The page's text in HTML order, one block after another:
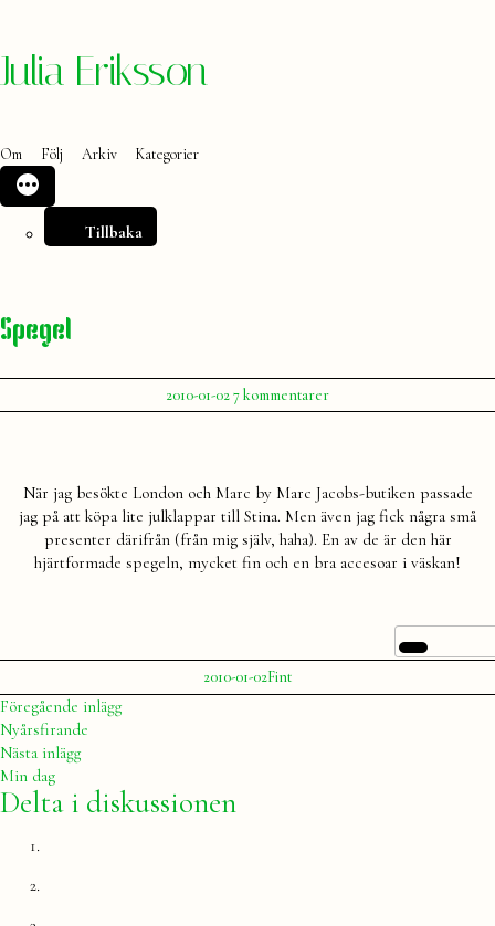
Hoppa
Julia Eriksson
Om Följ Arkiv Kategorier
Tillbaka
Spegel
Publicerat
av
Julia
2010-01-027 kommentarertill
Spegel
När jag besökte London och Marc by Marc Jacobs-butiken passade
jag på att köpa lite julklappar till Stina. Men även jag fick några små
presenter därifrån (från mig själv, haha). En av de är den här
hjärtformade spegeln, mycket fin och en bra accesoar i väskan!
Publicerat
av
Julia
2010-01-02Publicerat
i
Fint
Inläggsnavigering
Föregående inläggFöregående
Nyårsfirande
Nästa inläggNästa
Min dag
Delta i diskussionen